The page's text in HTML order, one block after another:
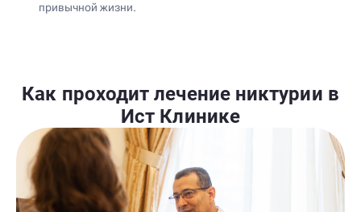
привычной жизни.
Как проходит лечение никтурии в
Ист Клинике